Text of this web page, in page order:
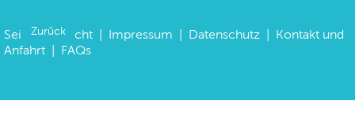
Zurück
Seitenübersicht Impressum Datenschutz
Kontakt und
Anfahrt
FAQs